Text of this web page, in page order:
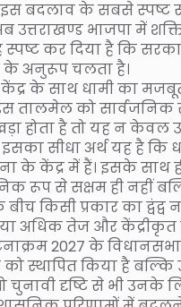
बदलाव के सबसे स्पष्ट
उत्तराखण्ड भाजपा में
स्पष्ट कर दिया है कि
के अनुरूप चलता है।
के साथ धामी का मजबूत
तालमेल को सार्वजनिक
होता है तो यह न केवल
इसका सीधा अर्थ यह है
के केंद्र में हैं। इसके साथ
रूप से सक्षम ही नहीं
किसी प्रकार का द्वंद्व
अधिक तेज और केंद्रीकृत
2027 के
स्थापित किया है बल्कि
चुनावी दृष्टि से भी